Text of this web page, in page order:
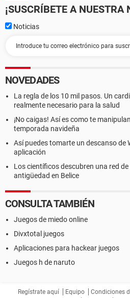
¡SUSCRÍBETE A NUESTRA
Noticias
NOVEDADES
La regla de los 10 mil pasos. Un
realmente necesario para la salud
¡No caigas! Así es como te
temporada navideña
Así puedes tomarte un descanso de
aplicación
Los científicos descubren una red
antigüedad en Belice
CONSULTA TAMBIÉN
Juegos de miedo online
Divxtotal juegos
Aplicaciones para hackear juegos
Juegos h de naruto
Regístrate aquí Equipo Condiciones